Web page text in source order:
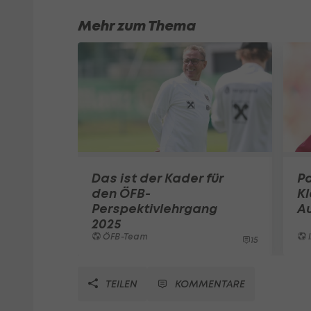
Mehr zum Thema
Das ist der Kader für
den ÖFB-
Perspektivlehrgang
2025
ÖFB-Team 15
TEILEN KOMMENTARE